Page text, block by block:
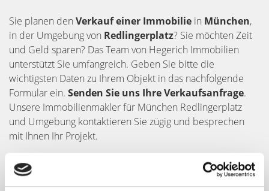
Sie planen den Verkauf einer Immobilie in München,
in der Umgebung von Redlingerplatz? Sie möchten Zeit
und Geld sparen? Das Team von Hegerich Immobilien
unterstützt Sie umfangreich. Geben Sie bitte die
wichtigsten Daten zu Ihrem Objekt in das nachfolgende
Formular ein. Senden Sie uns Ihre Verkaufsanfrage.
Unsere Immobilienmakler für München Redlingerplatz
und Umgebung kontaktieren Sie zügig und besprechen
mit Ihnen Ihr Projekt.